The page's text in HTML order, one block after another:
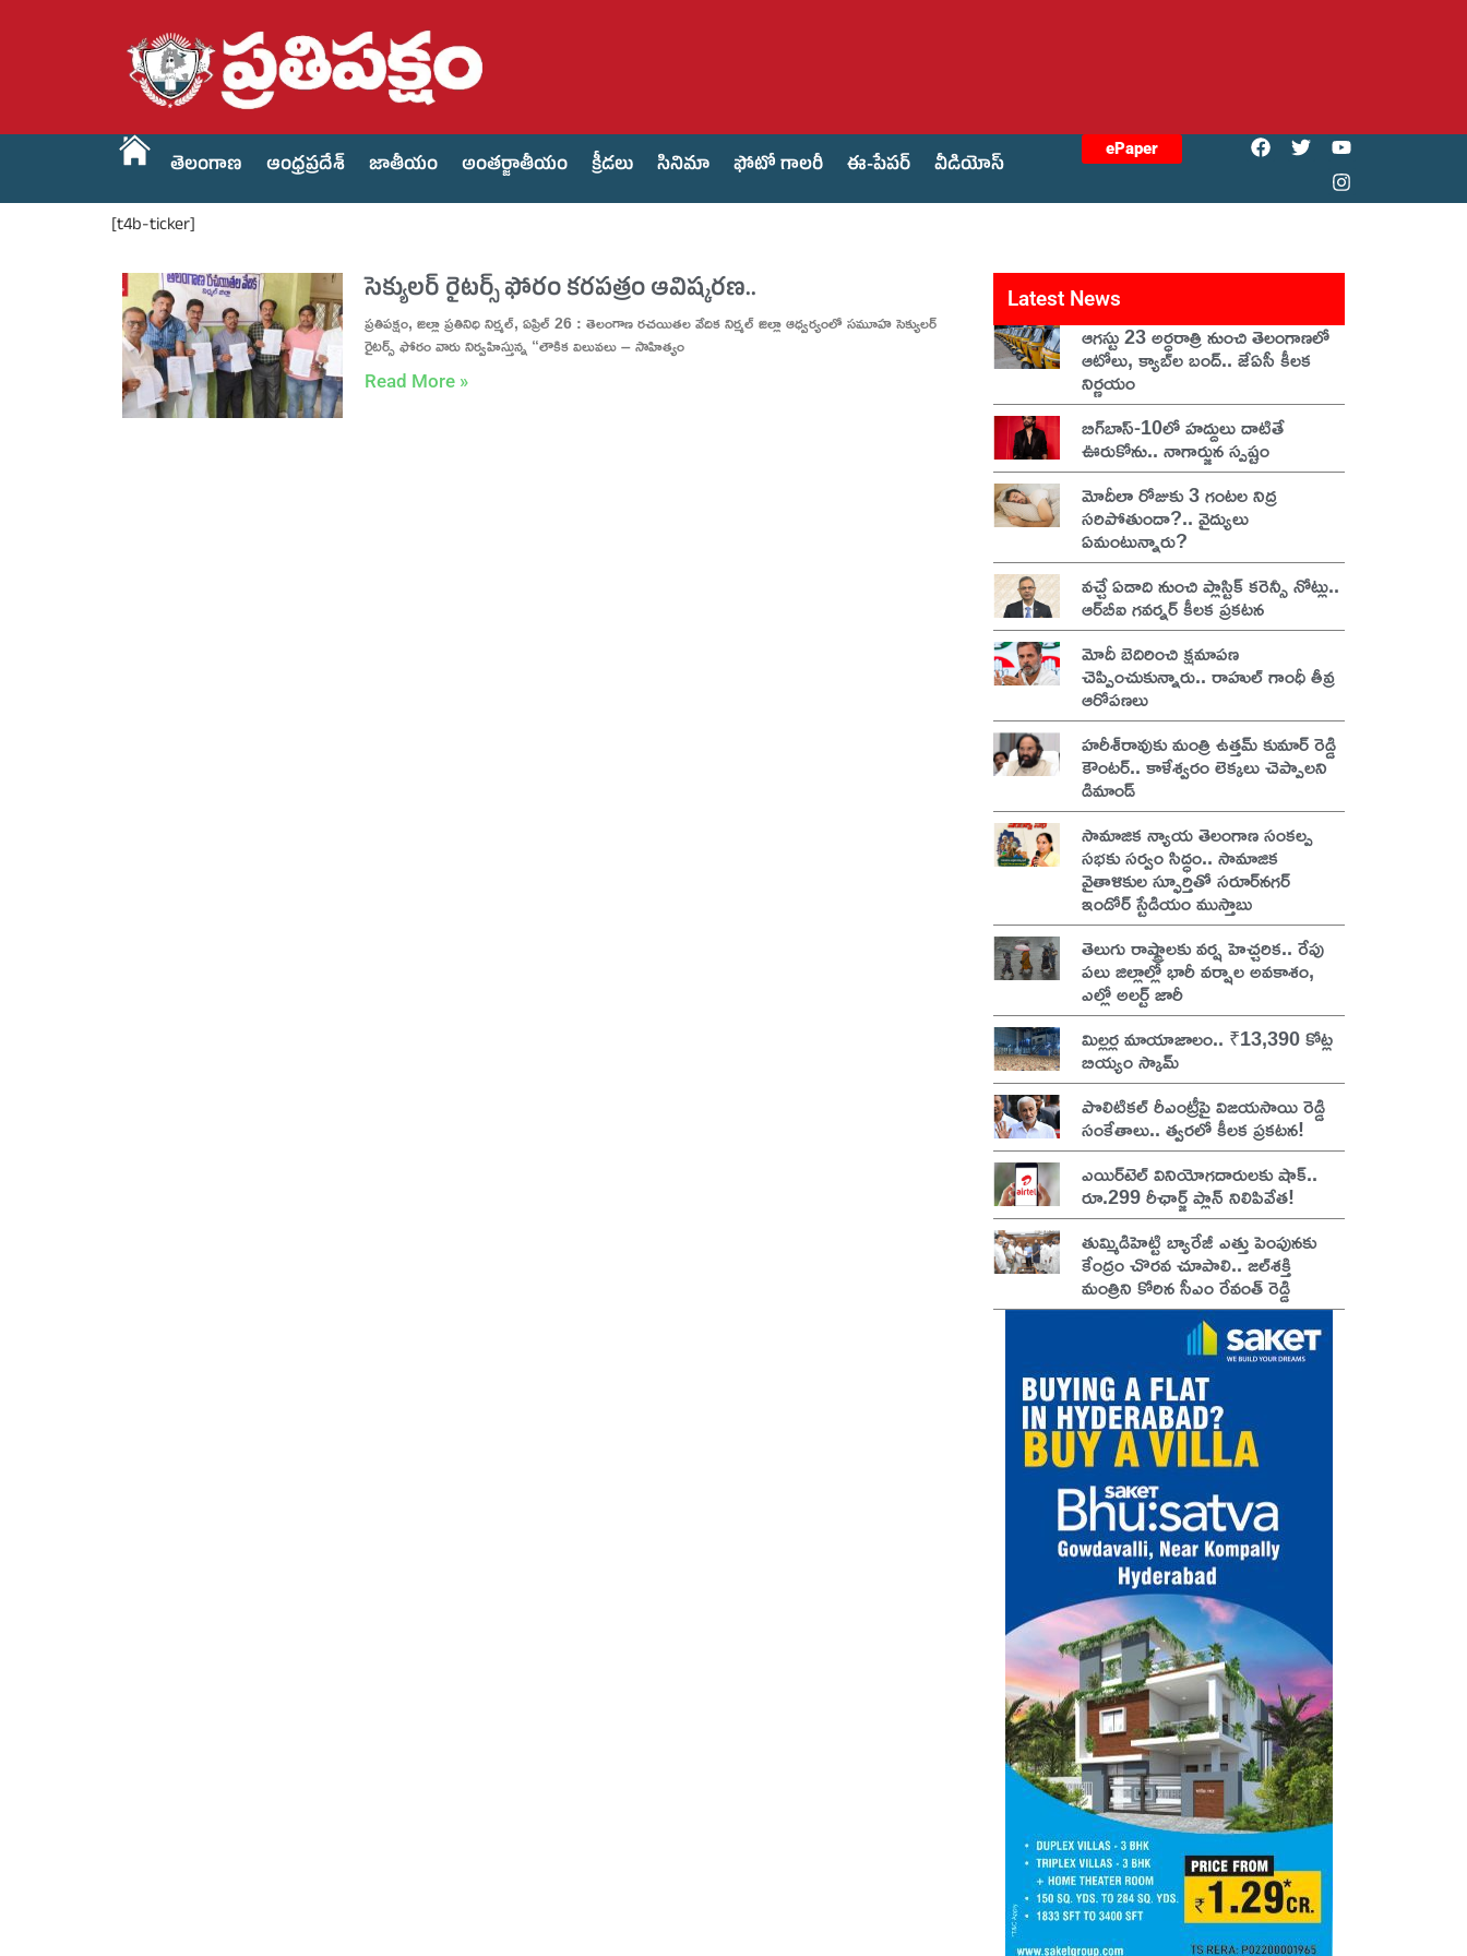
తెలంగాణ ఆంధ్రప్రదేశ్ జాతీయం అంతర్జాతీయం క్రీడలు సినిమా ఫోటో గాలరీ ఈ-పేపర్ వీడియోస్
ePaper
[t4b-ticker]
సెక్యులర్ రైటర్స్ ఫోరం కరపత్రం ఆవిష్కరణ..
ప్రతిపక్షం, జిల్లా ప్రతినిధి నిర్మల్, ఏప్రిల్ 26 : తెలంగాణ రచయితల వేదిక నిర్మల్ జిల్లా ఆధ్వర్యంలో సమూహ సెక్యులర్
రైటర్స్ ఫోరం వారు నిర్వహిస్తున్న “లౌకిక విలువలు – సాహిత్యం
Read More »
Latest News
ఆగస్టు 23 అర్ధరాత్రి నుంచి తెలంగాణలో
ఆటోలు, క్యాబ్‌ల బంద్.. జేఏసీ కీలక
నిర్ణయం
బిగ్‌బాస్-10లో హద్దులు దాటితే
ఊరుకోను.. నాగార్జున స్పష్టం
మోదీలా రోజుకు 3 గంటల నిద్ర
సరిపోతుందా?.. వైద్యులు
ఏమంటున్నారు?
వచ్చే ఏడాది నుంచి ప్లాస్టిక్ కరెన్సీ నోట్లు..
ఆర్‌బీఐ గవర్నర్ కీలక ప్రకటన
మోదీ బెదిరించి క్షమాపణ
చెప్పించుకున్నారు.. రాహుల్ గాంధీ తీవ్ర
ఆరోపణలు
హరీశ్‌రావుకు మంత్రి ఉత్తమ్ కుమార్ రెడ్డి
కౌంటర్.. కాళేశ్వరం లెక్కలు చెప్పాలని
డిమాండ్
సామాజిక న్యాయ తెలంగాణ సంకల్ప
సభకు సర్వం సిద్ధం.. సామాజిక
వైతాళికుల స్ఫూర్తితో సరూర్‌నగర్
ఇండోర్ స్టేడియం ముస్తాబు
తెలుగు రాష్ట్రాలకు వర్ష హెచ్చరిక.. రేపు
పలు జిల్లాల్లో భారీ వర్షాల అవకాశం,
ఎల్లో అలర్ట్ జారీ
మిల్లర్ల మాయాజాలం.. ₹13,390 కోట్ల
బియ్యం స్కామ్
పొలిటికల్ రీఎంట్రీపై విజయసాయి రెడ్డి
సంకేతాలు.. త్వరలో కీలక ప్రకటన!
ఎయిర్‌టెల్ వినియోగదారులకు షాక్..
రూ.299 రీఛార్జ్ ప్లాన్ నిలిపివేత!
తుమ్మిడిహెట్టి బ్యారేజీ ఎత్తు పెంపునకు
కేంద్రం చొరవ చూపాలి.. జల్‌శక్తి
మంత్రిని కోరిన సీఎం రేవంత్ రెడ్డి